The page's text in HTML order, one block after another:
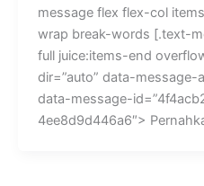
message flex flex-col
wrap break-words [.text-
full juice:items-end
dir=”auto” data-message-
data-message-
4ee8d9d446a6″>